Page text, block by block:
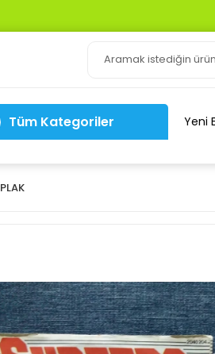
Tüm Kategoriler Yeni
PLAK